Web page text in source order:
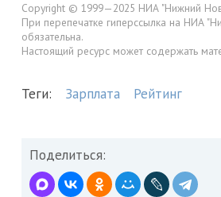
Copyright © 1999—2025 НИА "Нижний
При перепечатке гиперссылка на НИА
обязательна.
Настоящий ресурс может содержать
Теги: Зарплата Рейтинг
Поделиться: